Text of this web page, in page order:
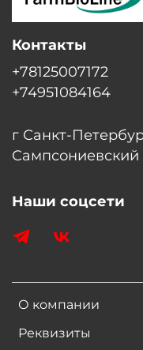
О компании
Реквизиты
Контакты
+78125007172
+74951084164
г Санкт-
Сампсониевский
Наши соцсети